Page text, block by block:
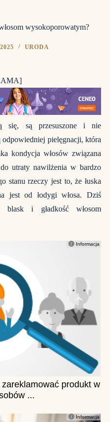
wysokoporowatym?
URODA
się, są przesuszone i nie
odpowiedniej pielęgnacji, która
kondycja włosów związana
utraty nawilżenia w bardzo
stanu rzeczy jest to, że łuska
jest od łodygi włosa. Dziś
blask i gładkość włosom